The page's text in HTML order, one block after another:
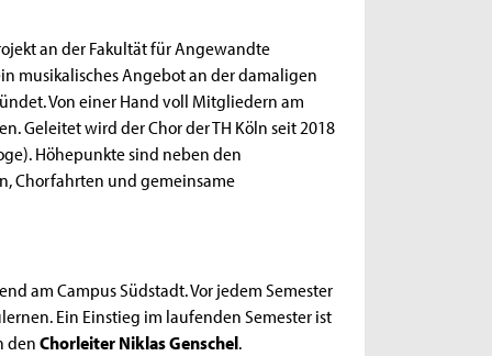
an der Fakultät für Angewandte
musikalisches Angebot an der damaligen
Von einer Hand voll Mitgliedern am
Geleitet wird der Chor der TH Köln seit 2018
Höhepunkte sind neben den
Chorfahrten und gemeinsame
am Campus Südstadt. Vor jedem Semester
Ein Einstieg im laufenden Semester ist
denChorleiter Niklas Genschel.